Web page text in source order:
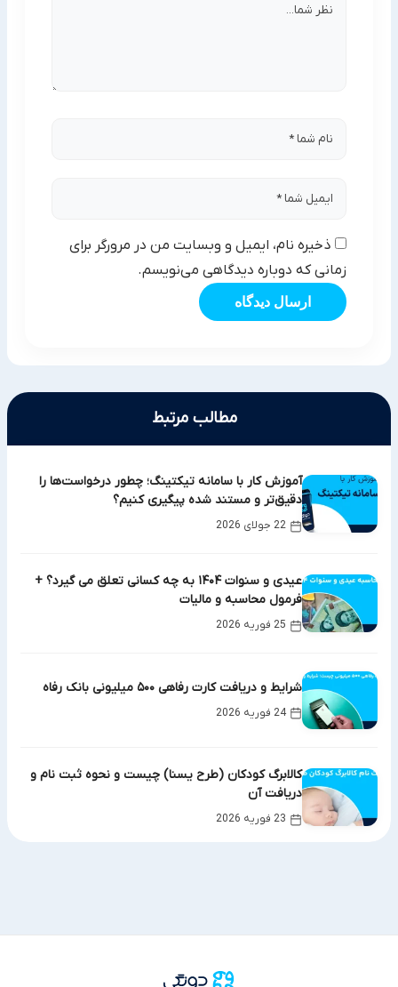
ذخیره نام، ایمیل و وبسایت من در مرورگر برای
زمانی که دوباره دیدگاهی می‌نویسم.
ارسال دیدگاه
مطالب مرتبط
آموزش کار با سامانه تیکتینگ؛ چطور درخواست‌ها را
دقیق‌تر و مستند شده پیگیری کنیم؟
22 جولای 2026
عیدی و سنوات ۱۴۰۴ به چه کسانی تعلق می گیرد؟ +
فرمول محاسبه و مالیات
25 فوریه 2026
شرایط و دریافت کارت رفاهی ۵۰۰ میلیونی بانک رفاه
24 فوریه 2026
کالابرگ کودکان (طرح یسنا) چیست و نحوه ثبت نام و
دریافت آن
23 فوریه 2026